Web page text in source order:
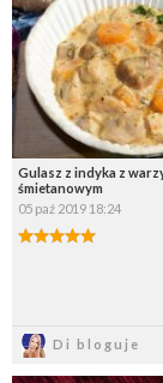
Gulasz z indyka z
śmietanowym
05 paź 2019 18:24
Di bloguje